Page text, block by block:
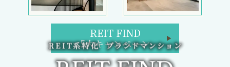
REIT FIND
5大キャンペーン